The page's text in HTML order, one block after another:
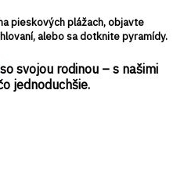
pieskových plážach, objavte
alebo sa dotknite pyramídy.
svojou rodinou – s našimi
jednoduchšie.